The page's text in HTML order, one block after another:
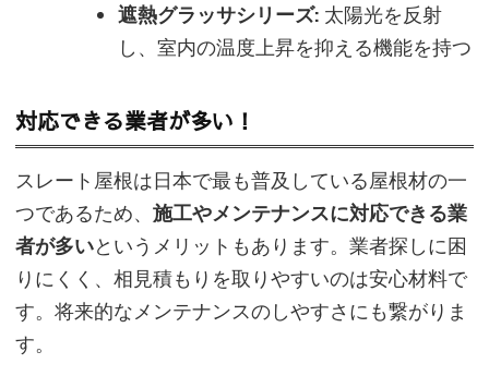
遮熱グラッサシリーズ: 太陽光を反射
し、室内の温度上昇を抑える機能を持つ
対応できる業者が多い！
スレート屋根は日本で最も普及している屋根材の一
つであるため、 施工やメンテナンスに対応できる業
者が多いというメリットもあります。業者探しに困
りにくく、相見積もりを取りやすいのは安心材料で
す。将来的なメンテナンスのしやすさにも繋がりま
す。